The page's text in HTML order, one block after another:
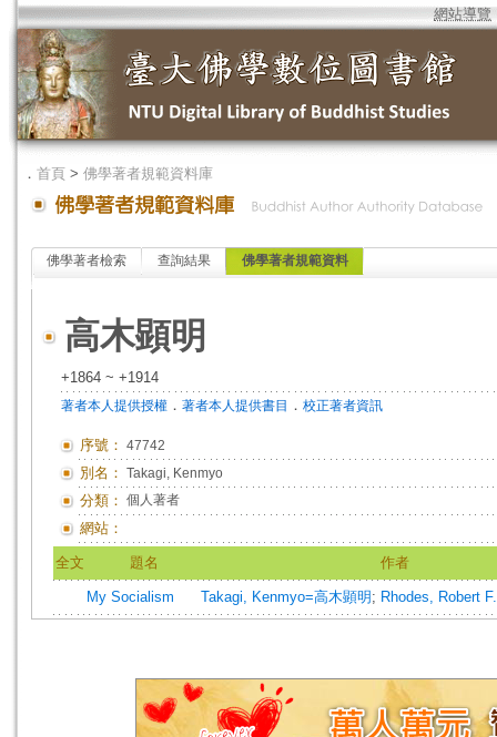
網站導覽
． 首頁 > 佛學著者規範資料庫
佛學著者檢索 查詢結果 佛學著者規範資料
高木顕明
+1864 ~ +1914
著者本人提供授權 ． 著者本人提供書目 ． 校正著者資訊
序號： 47742
別名： Takagi, Kenmyo
分類： 個人著者
網站：
全文 題名 作者
My Socialism Takagi, Kenmyo=高木顕明 ; Rhodes, Robert F.